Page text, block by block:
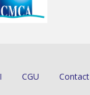
CGU Contact